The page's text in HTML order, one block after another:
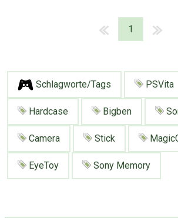
1
Schlagworte/Tags PSVita
Hardcase Bigben
Camera Stick
EyeToy Sony Memory